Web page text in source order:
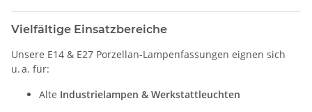
Vielfältige Einsatzbereiche
Unsere E14 & E27 Porzellan-Lampenfassungen eignen sich
u. a. für:
Alte Industrielampen & Werkstattleuchten